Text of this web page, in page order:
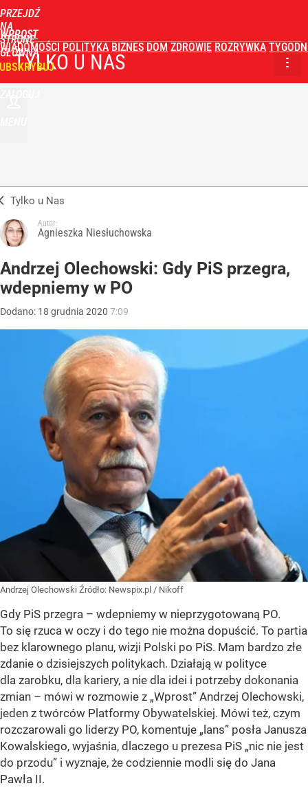
PRZEJDŹ
NA
STRONĘ
GŁÓWNĄ
WPROST
WIADOMOŚCI POLITYKA BIZNES DOM ZDROWIE ROZRYWKA
TYLKO U NAS
Tylko u Nas
Autor:
Agnieszka Niesłuchowska
Andrzej Olechowski: Gdy PiS przegra,
wdepniemy w PO
Dodano: 18 grudnia 2020 7:09
Andrzej Olechowski Źródło: Newspix.pl / Nikoff
Gdy PiS przegra – wdepniemy w nieprzygotowaną PO.
To się rzuca w oczy i do tego nie można dopuścić. To partia
bez klarownego planu, wizji Polski po PiS. Mam bardzo złe
zdanie o dzisiejszych politykach. Działają w polityce
dla zarobku, dla kariery, a nie dla idei i potrzeby dokonania
zmian – mówi w rozmowie z „Wprost” Andrzej Olechowski,
jeden z twórców Platformy Obywatelskiej. Mówi też, czym
rozczarowali go liderzy PO, komentuje „lans” posła Janusza
Kowalskiego, wyjaśnia, dlaczego u prezesa PiS „nic nie jest
do przodu” i wyznaje, że codziennie modli się do Jana
Pawła II.